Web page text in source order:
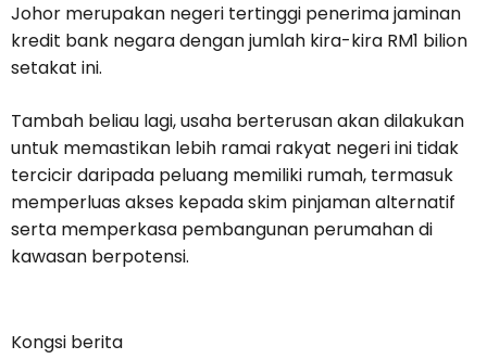
Johor merupakan negeri tertinggi penerima jaminan
kredit bank negara dengan jumlah kira-kira RM1 bilion
setakat ini.
Tambah beliau lagi, usaha berterusan akan dilakukan
untuk memastikan lebih ramai rakyat negeri ini tidak
tercicir daripada peluang memiliki rumah, termasuk
memperluas akses kepada skim pinjaman alternatif
serta memperkasa pembangunan perumahan di
kawasan berpotensi.
Kongsi berita